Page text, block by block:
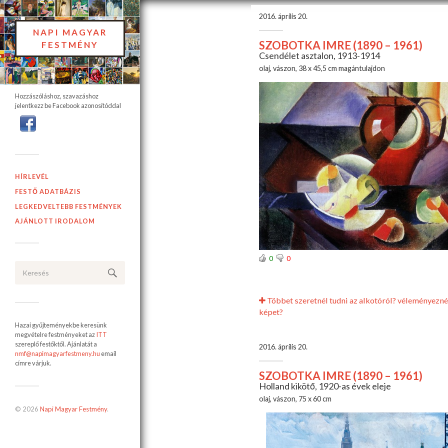
NAPI MAGYAR
FESTMÉNY
Hozzászóláshoz, szavazáshoz
jelentkezz be Facebook azonosítóddal
HÍRLEVÉL
FESTŐ ADATBÁZIS
LEGKEDVELTEBB FESTMÉNYEK
AJÁNLOTT IRODALOM
Hazai gyűjteményekbe keresünk
megvételre festményeket azITT
szereplő festőktől. Ajánlatát a
nmf@napimagyarfestmeny.hu email
címre várjuk.
© 2026 Napi Magyar Festmény.
2016. április 20.
SZOBOTKA IMRE (1890 – 1961)
Csendélet asztalon, 1913-1914
olaj, vászon, 38 x 45,5 cm magántulajdon
0 0
Többet szeretnél tudni az alkotóról?
képet?
2016. április 20.
SZOBOTKA IMRE (1890 – 1961)
Holland kikötő, 1920-as évek eleje
olaj, vászon, 75 x 60 cm